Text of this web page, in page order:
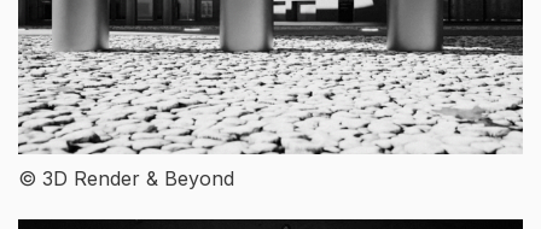
© 3D Render & Beyond